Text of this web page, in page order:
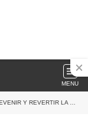
MENU
TIPO 2 DE MANERA NATURAL